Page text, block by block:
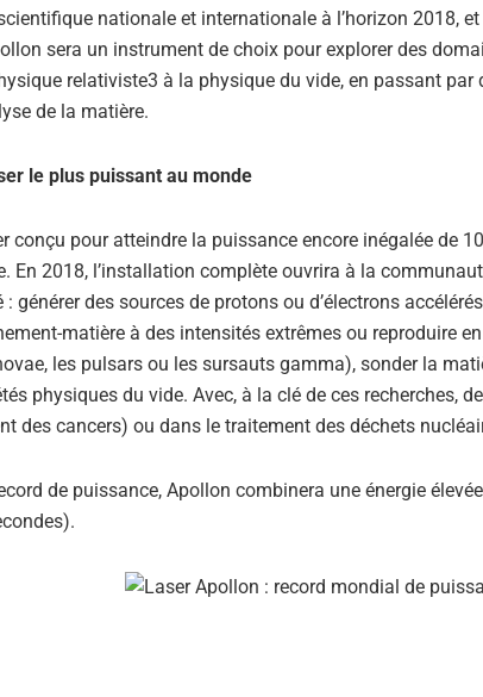
nationale et internationale à l’horizon 2018,
sera un instrument de choix pour explorer des
relativiste3 à la physique du vide, en passant par
de la matière.
le plus puissant au monde
conçu pour atteindre la puissance encore inégalée de
En 2018, l’installation complète ouvrira à la
générer des sources de protons ou d’électrons
matière à des intensités extrêmes ou reproduire
les pulsars ou les sursauts gamma), sonder la
physiques du vide. Avec, à la clé de ces recherches,
des cancers) ou dans le traitement des déchets
de puissance, Apollon combinera une énergie